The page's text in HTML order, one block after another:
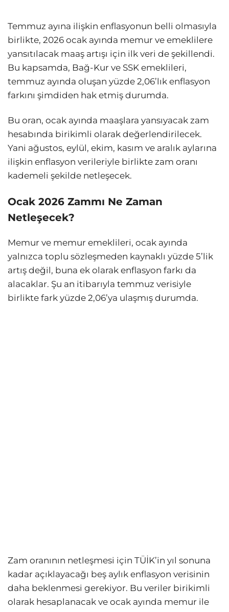
Temmuz ayına ilişkin enflasyonun belli olmasıyla
birlikte, 2026 ocak ayında memur ve emeklilere
yansıtılacak maaş artışı için ilk veri de şekillendi.
Bu kapsamda, Bağ-Kur ve SSK emeklileri,
temmuz ayında oluşan yüzde 2,06’lık enflasyon
farkını şimdiden hak etmiş durumda.
Bu oran, ocak ayında maaşlara yansıyacak zam
hesabında birikimli olarak değerlendirilecek.
Yani ağustos, eylül, ekim, kasım ve aralık aylarına
ilişkin enflasyon verileriyle birlikte zam oranı
kademeli şekilde netleşecek.
Ocak 2026 Zammı Ne Zaman
Netleşecek?
Memur ve memur emeklileri, ocak ayında
yalnızca toplu sözleşmeden kaynaklı yüzde 5’lik
artış değil, buna ek olarak enflasyon farkı da
alacaklar. Şu an itibarıyla temmuz verisiyle
birlikte fark yüzde 2,06’ya ulaşmış durumda.
Zam oranının netleşmesi için TÜİK’in yıl sonuna
kadar açıklayacağı beş aylık enflasyon verisinin
daha beklenmesi gerekiyor. Bu veriler birikimli
olarak hesaplanacak ve ocak ayında memur ile